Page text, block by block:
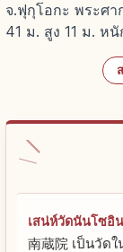
จ.ฟุกุโอกะ พระศ
41 ม. สูง 11 ม. ห
เสน่ห์วัดนันโซอิน
南蔵院 เป็นวัด